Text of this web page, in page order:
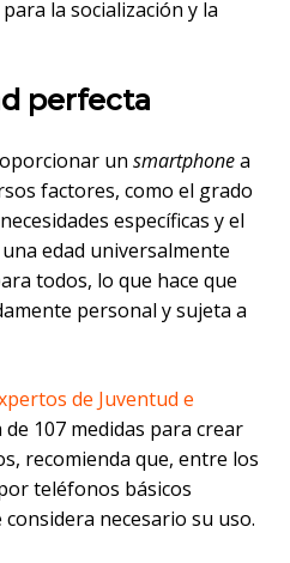
la socialización y la
perfecta
un smartphonea
factores, como el grado
específicas y el
edad universalmente
todos, lo que hace que
personal y sujeta a
de Juventud e
107 medidas para crear
recomienda que, entre los
teléfonos básicos
necesario su uso.